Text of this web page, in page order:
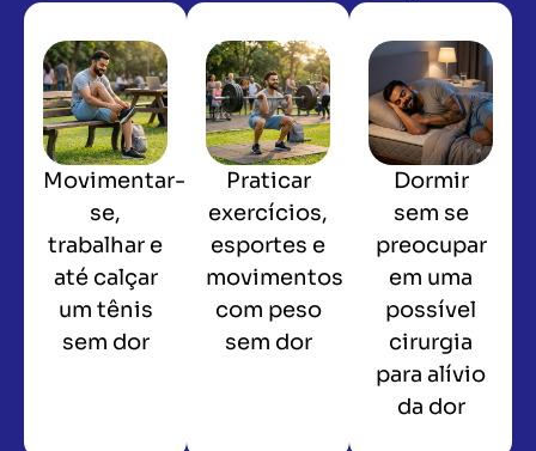
Movimentar-
se,
trabalhar e
até calçar
um tênis
sem dor
Praticar
exercícios,
esportes e
movimentos
com peso
sem dor
Dormir
sem se
preocupar
em uma
possível
cirurgia
para alívio
da dor